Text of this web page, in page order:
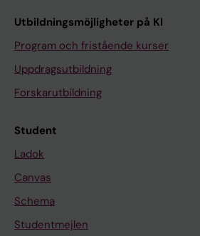
Utbildningsmöjligheter på KI
Program och fristående kurser
Uppdragsutbildning
Forskarutbildning
Student
Ladok
Canvas
Schema
Studentmejlen